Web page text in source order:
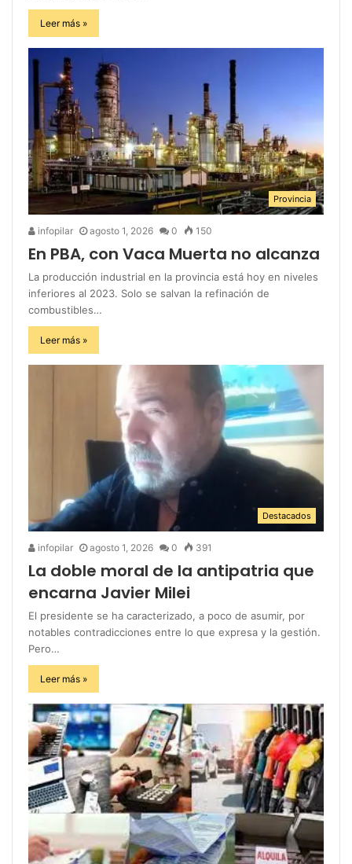
Leer más »
Provincia
infopilar agosto 1, 2026 0 150
En PBA, con Vaca Muerta no alcanza
La producción industrial en la provincia está hoy en niveles
inferiores al 2023. Solo se salvan la refinación de
combustibles…
Leer más »
Destacados
infopilar agosto 1, 2026 0 391
La doble moral de la antipatria que
encarna Javier Milei
El presidente se ha caracterizado, a poco de asumir, por
notables contradicciones entre lo que expresa y la gestión.
Pero…
Leer más »